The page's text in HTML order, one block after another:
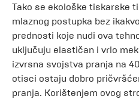
Tako se ekološke tiskarske
mlaznog postupka bez
prednosti koje nudi ova
uključuju elastičan i vrlo
izvrsna svojstva pranja na
otisci ostaju dobro
pranja. Korištenjem ovog